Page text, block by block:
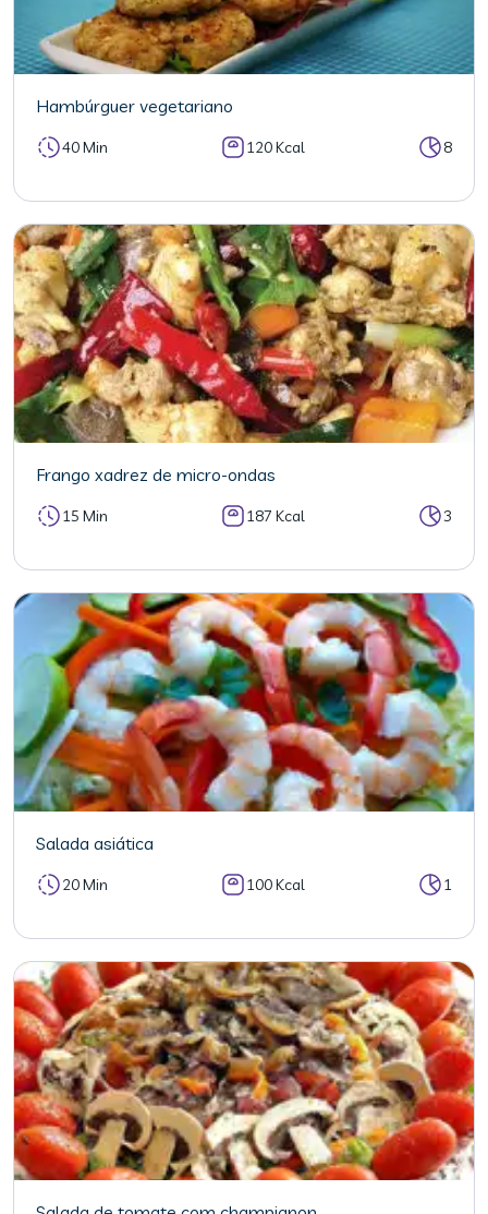
Hambúrguer vegetariano
40 Min 120 Kcal 8
Frango xadrez de micro-ondas
15 Min 187 Kcal 3
Salada asiática
20 Min 100 Kcal 1